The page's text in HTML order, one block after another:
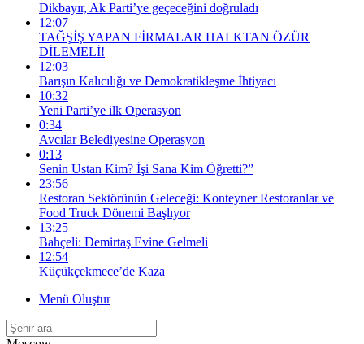
Dikbayır, Ak Parti’ye geçeceğini doğruladı
12:07
TAĞŞİŞ YAPAN FİRMALAR HALKTAN ÖZÜR
DİLEMELİ!
12:03
Barışın Kalıcılığı ve Demokratikleşme İhtiyacı
10:32
Yeni Parti’ye ilk Operasyon
0:34
Avcılar Belediyesine Operasyon
0:13
Senin Ustan Kim? İşi Sana Kim Öğretti?”
23:56
Restoran Sektörünün Geleceği: Konteyner Restoranlar ve
Food Truck Dönemi Başlıyor
13:25
Bahçeli: Demirtaş Evine Gelmeli
12:54
Küçükçekmece’de Kaza
Menü Oluştur